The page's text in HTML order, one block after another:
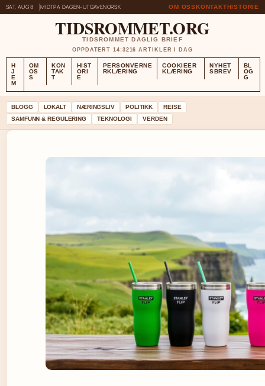
SAT, AUG 8 MIDTPA DAGEN-UTGAVENORSK OM OSSKONTAKTHISTORIE
TIDSROMMET.ORG
TIDSROMMET DAGLIG BRIEF
OPPDATERT 14:3216 ARTIKLER I DAG
H
J
E
M
OM
OS
S
KON
TAK
T
HIST
ORI
E
PERSONVERNE
RKLÆRING
COOKIEER
KLÆRING
NYHET
SBREV
BL
OG
G
BLOGG LOKALT NÆRINGSLIV POLITIKK
REISE
SAMFUNN & REGULERING
TEKNOLOGI VERDEN